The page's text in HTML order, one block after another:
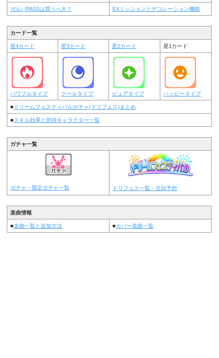
ガルパPASSは買うべき？ EXミッションとデコレーション機能
カード一覧
星4カード 星3カード 星2カード 星1カード
パワフルタイプ クールタイプ ピュアタイプ ハッピータイプ
■ ドリームフェスティバルガチャ(ドリフェス)まとめ
■スキル効果と所持キャラクター一覧
ガチャ一覧
ガチャ・限定ガチャ一覧 ドリフェス一覧・次回予想
楽曲情報
■楽曲一覧と追加方法 ■カバー楽曲一覧